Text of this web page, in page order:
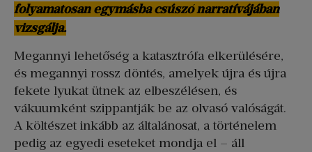
folyamatosan egymásba csúszó narratívájában
vizsgálja.
Megannyi lehetőség a katasztrófa elkerülésére,
és megannyi rossz döntés, amelyek újra és újra
fekete lyukat ütnek az elbeszélésen, és
vákuumként szippantják be az olvasó valóságát.
A költészet inkább az általánosat, a történelem
pedig az egyedi eseteket mondja el – áll